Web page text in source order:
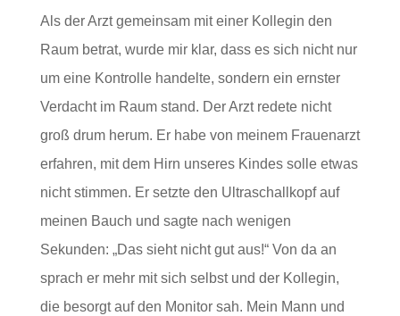
Als der Arzt gemeinsam mit einer Kollegin den
Raum betrat, wurde mir klar, dass es sich nicht nur
um eine Kontrolle handelte, sondern ein ernster
Verdacht im Raum stand. Der Arzt redete nicht
groß drum herum. Er habe von meinem Frauenarzt
erfahren, mit dem Hirn unseres Kindes solle etwas
nicht stimmen. Er setzte den Ultraschallkopf auf
meinen Bauch und sagte nach wenigen
Sekunden: „Das sieht nicht gut aus!“ Von da an
sprach er mehr mit sich selbst und der Kollegin,
die besorgt auf den Monitor sah. Mein Mann und